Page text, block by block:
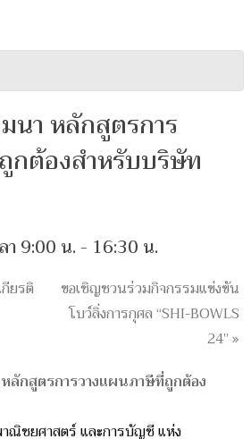
นา หลักสูตรการ
กต้องสำหรับบริษัท
า 9:00 น. - 16:30 น.
ยรติ
ขอเชิญชวนร่วมกิจกรรมแข่งขัน
โบว์ลิ่งการกุศล “SHI-BOWLS
24”»
หลักสูตรการวางแผนภาษีที่ถูกต้อง
ณิชยศาสตร์ และการบัญชี แห่ง